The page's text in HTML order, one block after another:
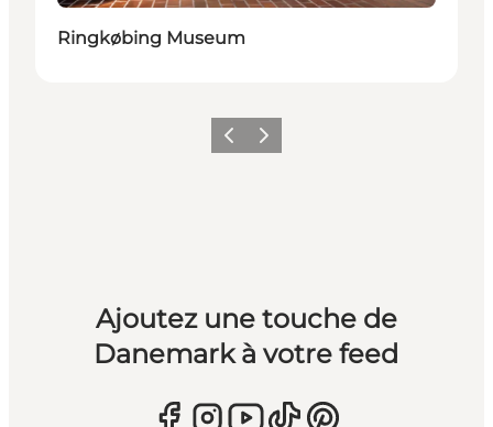
Ringkøbing Museum
PrécédentSuivant
Ajoutez une touche de
Danemark à votre feed